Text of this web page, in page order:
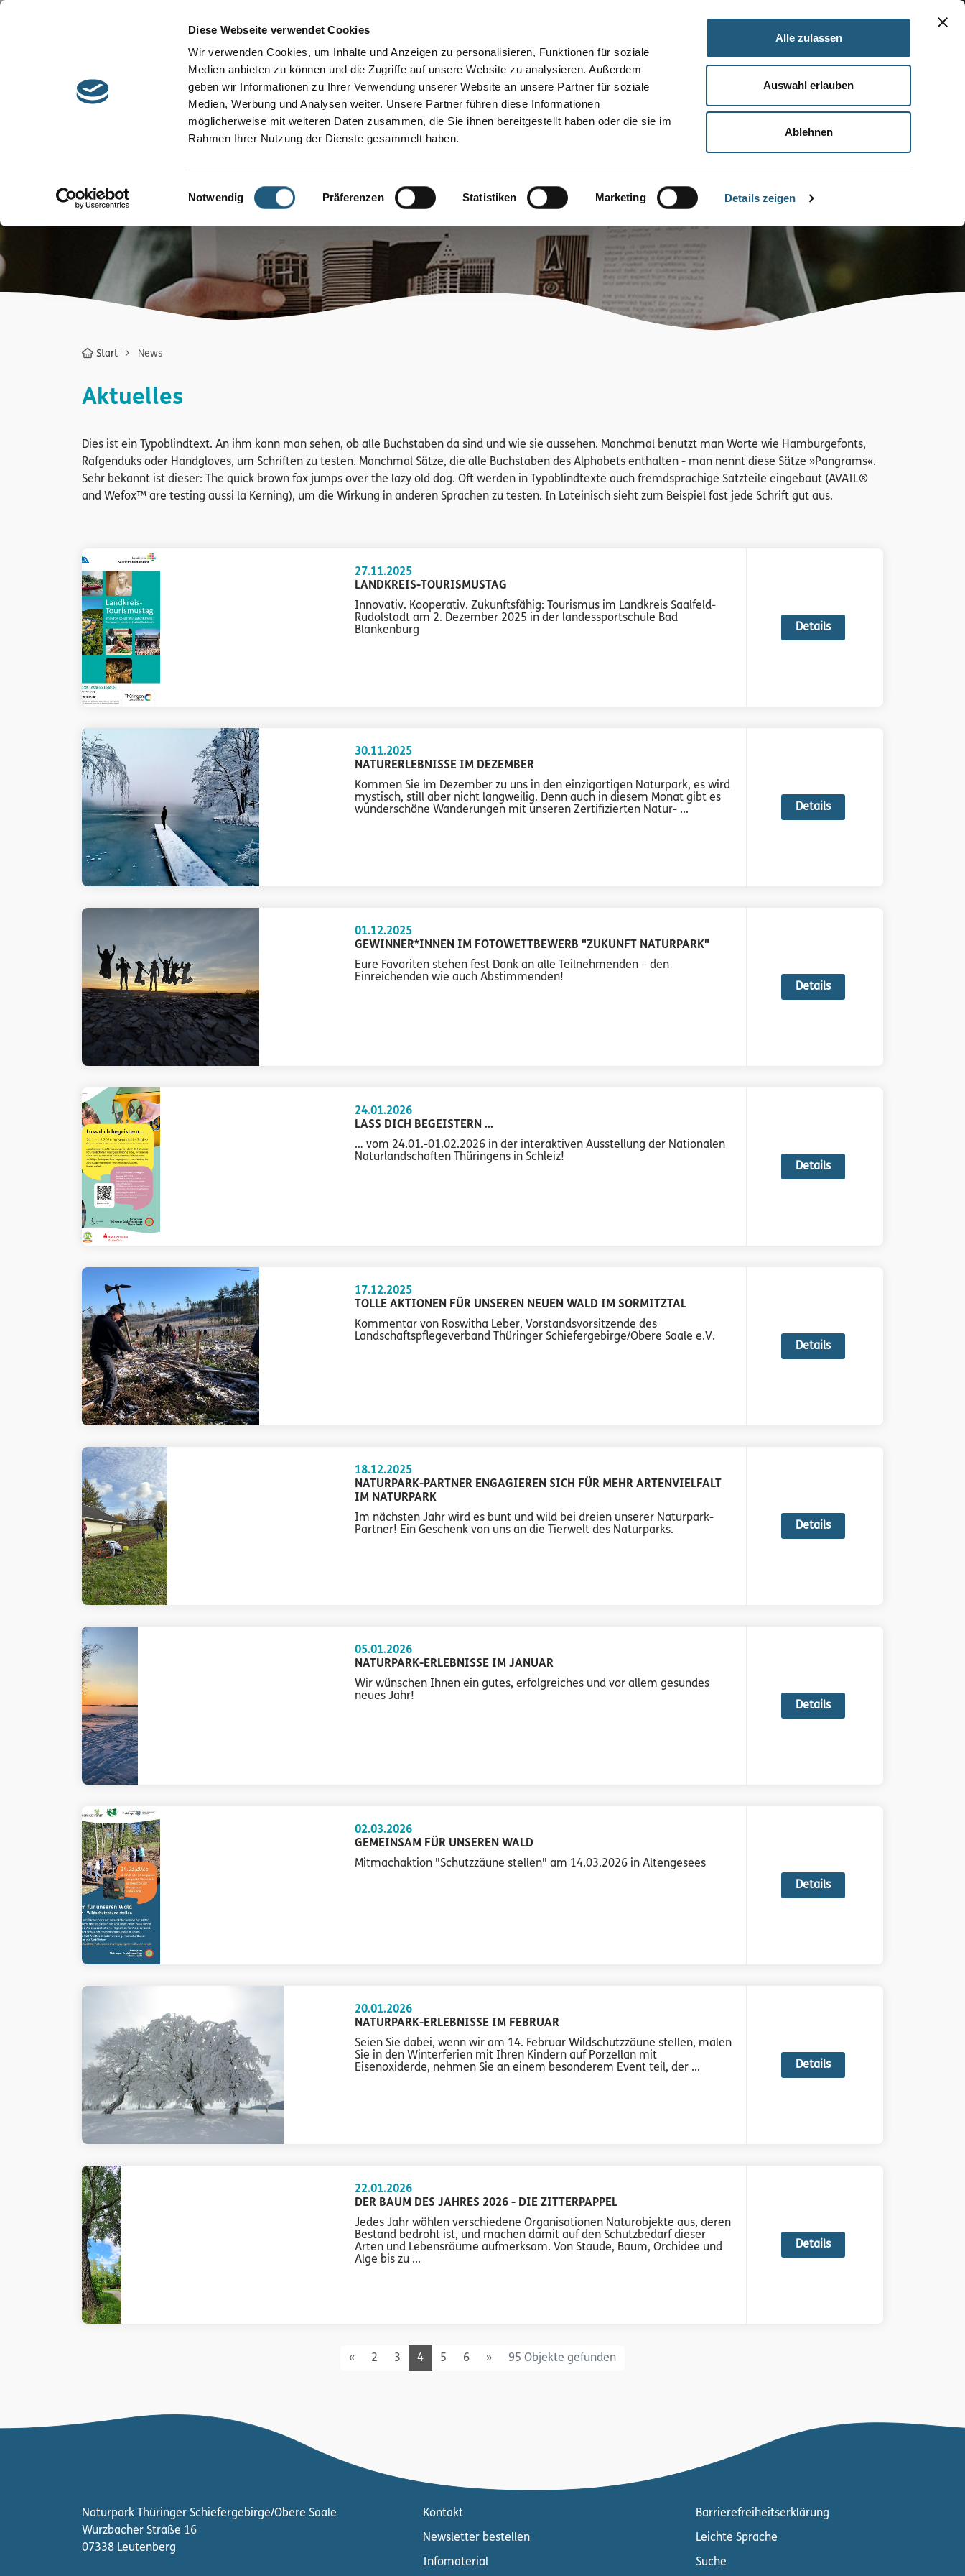
Diese Webseite verwendet Cookies
Wir verwenden Cookies, um Inhalte und Anzeigen zu personalisieren, Funktionen für soziale
Medien anbieten zu können und die Zugriffe auf unsere Website zu analysieren. Außerdem
geben wir Informationen zu Ihrer Verwendung unserer Website an unsere Partner für soziale
Medien, Werbung und Analysen weiter. Unsere Partner führen diese Informationen
möglicherweise mit weiteren Daten zusammen, die Sie ihnen bereitgestellt haben oder die sie im
Rahmen Ihrer Nutzung der Dienste gesammelt haben.
Einwilligungsauswahl
Notwendig Präferenzen Statistiken Marketing Details zeigen
Alle zulassen
Auswahl erlauben
Ablehnen
Besuchen &
Schützen &
Entwickeln
Lernen &
Mitgestalten
Start News
Aktuelles
Dies ist ein Typoblindtext. An ihm kann man sehen, ob alle Buchstaben da sind und wie sie aussehen. Manchmal benutzt man Worte wie Hamburgefonts,
Rafgenduks oder Handgloves, um Schriften zu testen. Manchmal Sätze, die alle Buchstaben des Alphabets enthalten - man nennt diese Sätze »Pangrams«.
Sehr bekannt ist dieser: The quick brown fox jumps over the lazy old dog. Oft werden in Typoblindtexte auch fremdsprachige Satzteile eingebaut (AVAIL®
and Wefox™ are testing aussi la Kerning), um die Wirkung in anderen Sprachen zu testen. In Lateinisch sieht zum Beispiel fast jede Schrift gut aus.
27.11.2025
LANDKREIS-TOURISMUSTAG
Innovativ. Kooperativ. Zukunftsfähig: Tourismus im Landkreis Saalfeld-
Rudolstadt am 2. Dezember 2025 in der landessportschule Bad
Blankenburg
Details
30.11.2025
NATURERLEBNISSE IM DEZEMBER
Kommen Sie im Dezember zu uns in den einzigartigen Naturpark, es wird
mystisch, still aber nicht langweilig. Denn auch in diesem Monat gibt es
wunderschöne Wanderungen mit unseren Zertifizierten Natur- ...
Details
01.12.2025
GEWINNER*INNEN IM FOTOWETTBEWERB "ZUKUNFT NATURPARK"
Eure Favoriten stehen fest Dank an alle Teilnehmenden – den
Einreichenden wie auch Abstimmenden!
Details
24.01.2026
LASS DICH BEGEISTERN ...
… vom 24.01.-01.02.2026 in der interaktiven Ausstellung der Nationalen
Naturlandschaften Thüringens in Schleiz!
Details
17.12.2025
TOLLE AKTIONEN FÜR UNSEREN NEUEN WALD IM SORMITZTAL
Kommentar von Roswitha Leber, Vorstandsvorsitzende des
Landschaftspflegeverband Thüringer Schiefergebirge/Obere Saale e.V.
Details
18.12.2025
NATURPARK-PARTNER ENGAGIEREN SICH FÜR MEHR ARTENVIELFALT
IM NATURPARK
Im nächsten Jahr wird es bunt und wild bei dreien unserer Naturpark-
Partner! Ein Geschenk von uns an die Tierwelt des Naturparks.
Details
05.01.2026
NATURPARK-ERLEBNISSE IM JANUAR
Wir wünschen Ihnen ein gutes, erfolgreiches und vor allem gesundes
neues Jahr!
Details
02.03.2026
GEMEINSAM FÜR UNSEREN WALD
Mitmachaktion "Schutzzäune stellen" am 14.03.2026 in Altengesees
Details
20.01.2026
NATURPARK-ERLEBNISSE IM FEBRUAR
Seien Sie dabei, wenn wir am 14. Februar Wildschutzzäune stellen, malen
Sie in den Winterferien mit Ihren Kindern auf Porzellan mit
Eisenoxiderde, nehmen Sie an einem besonderem Event teil, der ...
Details
22.01.2026
DER BAUM DES JAHRES 2026 - DIE ZITTERPAPPEL
Jedes Jahr wählen verschiedene Organisationen Naturobjekte aus, deren
Bestand bedroht ist, und machen damit auf den Schutzbedarf dieser
Arten und Lebensräume aufmerksam. Von Staude, Baum, Orchidee und
Alge bis zu ...
Details
«Previous
2 3 4 5 6 »Next95 Objekte gefunden
Naturpark Thüringer Schiefergebirge/Obere Saale
Wurzbacher Straße 16
07338 Leutenberg
Kontakt
Newsletter bestellen
Infomaterial
Barrierefreiheitserklärung
Leichte Sprache
Suche